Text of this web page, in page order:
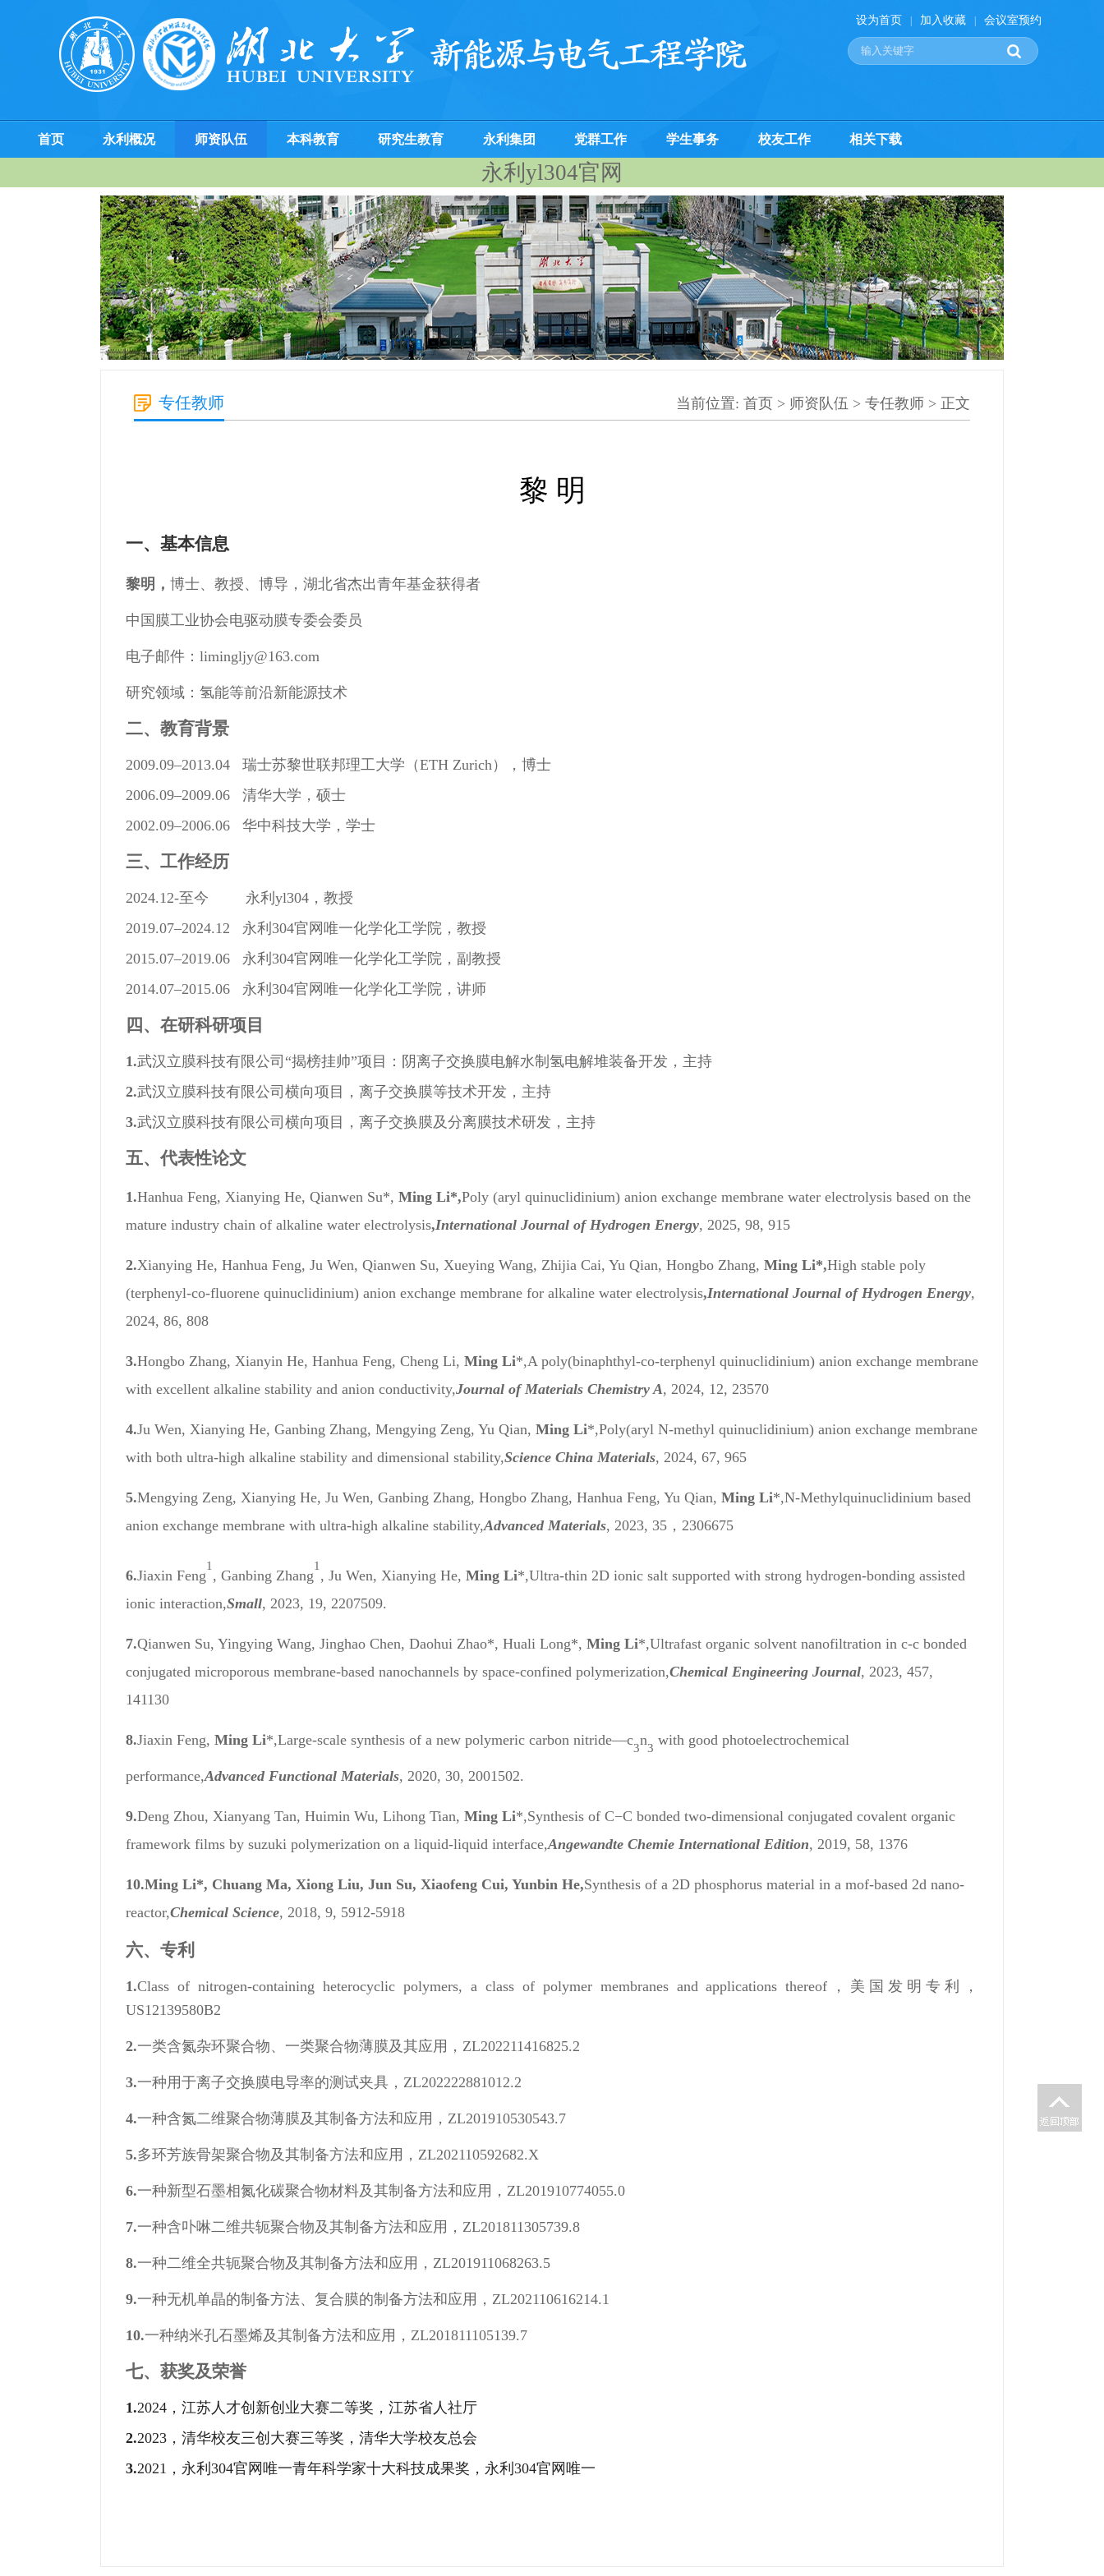
永利yl304官网
设为首页 加入收藏 会议室预约
首页 永利概况 师资队伍 本科教育 研究生教育 永利集团 党群工作 学生事务 校友工作 相关下载
专任教师 当前位置: 首页 > 师资队伍 > 专任教师 > 正文
黎 明
一、 基本信息
黎明， 博士、教授、博导，湖北省杰出青年基金获得者
中国膜工业协会电驱动膜专委会委员
电子邮件：limingljy@163.com
研究领域：氢能等前沿新能源技术
二、 教育背景
2009.09–2013.04 瑞士苏黎世联邦理工大学（ETH Zurich），博士
2006.09–2009.06 清华大学，硕士
2002.09–2006.06 华中科技大学，学士
三、 工作经历
2024.12-至今 永利yl304，教授
2019.07–2024.12 永利304官网唯一化学化工学院，教授
2015.07–2019.06 永利304官网唯一化学化工学院，副教授
2014.07–2015.06 永利304官网唯一化学化工学院，讲师
四、 在研科研项目
1.武汉立膜科技有限公司“揭榜挂帅”项目：阴离子交换膜电解水制氢电解堆装备开发，主持
2.武汉立膜科技有限公司横向项目，离子交换膜等技术开发，主持
3.武汉立膜科技有限公司横向项目，离子交换膜及分离膜技术研发，主持
五、代表性论文
1.Hanhua Feng, Xianying He, Qianwen Su*, Ming Li*,Poly (aryl quinuclidinium) anion exchange membrane water electrolysis based on the
mature industry chain of alkaline water electrolysis,International Journal of Hydrogen Energy, 2025, 98, 915
2.Xianying He, Hanhua Feng, Ju Wen, Qianwen Su, Xueying Wang, Zhijia Cai, Yu Qian, Hongbo Zhang, Ming Li*,High stable poly
(terphenyl-co-fluorene quinuclidinium) anion exchange membrane for alkaline water electrolysis,International Journal of Hydrogen Energy,
2024, 86, 808
3.Hongbo Zhang, Xianyin He, Hanhua Feng, Cheng Li, Ming Li*,A poly(binaphthyl-co-terphenyl quinuclidinium) anion exchange membrane
with excellent alkaline stability and anion conductivity,Journal of Materials Chemistry A, 2024, 12, 23570
4.Ju Wen, Xianying He, Ganbing Zhang, Mengying Zeng, Yu Qian, Ming Li*,Poly(aryl N-methyl quinuclidinium) anion exchange membrane
with both ultra-high alkaline stability and dimensional stability,Science China Materials, 2024, 67, 965
5.Mengying Zeng, Xianying He, Ju Wen, Ganbing Zhang, Hongbo Zhang, Hanhua Feng, Yu Qian, Ming Li*,N-Methylquinuclidinium based
anion exchange membrane with ultra-high alkaline stability,Advanced Materials, 2023, 35，2306675
6.Jiaxin Feng
1
, Ganbing Zhang
1
, Ju Wen, Xianying He, Ming Li*,Ultra-thin 2D ionic salt supported with strong hydrogen-bonding assisted
ionic interaction,Small, 2023, 19, 2207509.
7.Qianwen Su, Yingying Wang, Jinghao Chen, Daohui Zhao*, Huali Long*, Ming Li*,Ultrafast organic solvent nanofiltration in c-c bonded
conjugated microporous membrane-based nanochannels by space-confined polymerization,Chemical Engineering Journal, 2023, 457,
141130
8.Jiaxin Feng, Ming Li*,Large‐scale synthesis of a new polymeric carbon nitride—c3n3 with good photoelectrochemical
performance,Advanced Functional Materials, 2020, 30, 2001502.
9.Deng Zhou, Xianyang Tan, Huimin Wu, Lihong Tian, Ming Li*,Synthesis of C−C bonded two‐dimensional conjugated covalent organic
framework films by suzuki polymerization on a liquid-liquid interface,Angewandte Chemie International Edition, 2019, 58, 1376
10.Ming Li*, Chuang Ma, Xiong Liu, Jun Su, Xiaofeng Cui, Yunbin He,Synthesis of a 2D phosphorus material in a mof-based 2d nano-
reactor,Chemical Science, 2018, 9, 5912-5918
六、 专利
1.Class of nitrogen-containing heterocyclic polymers, a class of polymer membranes and applications thereof，美国发明专利，
US12139580B2
2.一类含氮杂环聚合物、一类聚合物薄膜及其应用，ZL202211416825.2
3.一种用于离子交换膜电导率的测试夹具，ZL202222881012.2
4.一种含氮二维聚合物薄膜及其制备方法和应用，ZL201910530543.7
5.多环芳族骨架聚合物及其制备方法和应用，ZL202110592682.X
6.一种新型石墨相氮化碳聚合物材料及其制备方法和应用，ZL201910774055.0
7.一种含卟啉二维共轭聚合物及其制备方法和应用，ZL201811305739.8
8.一种二维全共轭聚合物及其制备方法和应用，ZL201911068263.5
9.一种无机单晶的制备方法、复合膜的制备方法和应用，ZL202110616214.1
10.一种纳米孔石墨烯及其制备方法和应用，ZL201811105139.7
七、获奖及荣誉
1.2024，江苏人才创新创业大赛二等奖，江苏省人社厅
2.2023，清华校友三创大赛三等奖，清华大学校友总会
3.2021，永利304官网唯一青年科学家十大科技成果奖，永利304官网唯一